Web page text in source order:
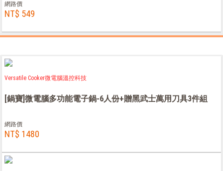
網路價
NT$ 549
Versatile Cooker微電腦溫控科技
[鍋寶]微電腦多功能電子鍋-6人份+贈黑武士萬用刀具3件組
網路價
NT$ 1480